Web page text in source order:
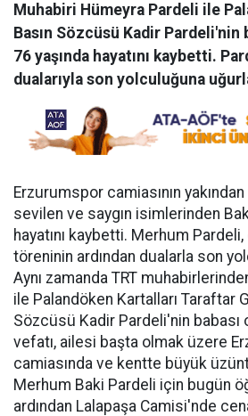
Muhabiri Hümeyra Pardeli ile
Basın Sözcüsü Kadir Pardeli'nin
76 yaşında hayatını kaybetti.
dualarıyla son yolculuğuna
Erzurumspor camiasının yakından
sevilen ve saygın isimlerinden
hayatını kaybetti. Merhum
töreninin ardından dualarla son
Aynı zamanda TRT
ile Palandöken Kartalları Taraftar
Sözcüsü Kadir Pardeli'nin babası
vefatı, ailesi başta olmak üzere
camiasında ve kentte büyük
Merhum Baki Pardeli için bugün
ardından Lalapaşa Camisi'nde